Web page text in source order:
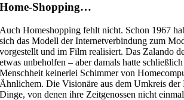
Home-Shopping…
Auch Homeshopping fehlt nicht. Schon 1967
sich das Modell der Internetverbindung zum
vorgestellt und im Film realisiert. Das Zalando
etwas unbeholfen – aber damals hatte
Menschheit keinerlei Schimmer von
Ähnlichem. Die Visionäre aus dem Umkreis
Dinge, von denen ihre Zeitgenossen nicht